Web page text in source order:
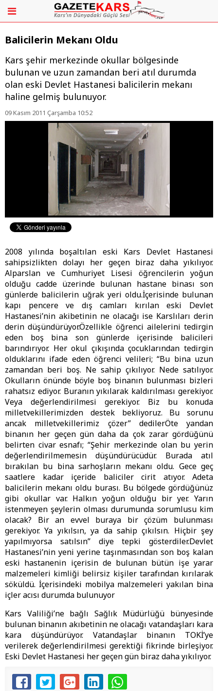
Balicilerin Mekanı Oldu
Kars şehir merkezinde okullar bölgesinde
bulunan ve uzun zamandan beri atıl durumda
olan eski Devlet Hastanesi balicilerin mekanı
haline gelmiş bulunuyor.
09 Kasım 2011 Çarşamba 10:52
2008 yılında boşaltılan eski Kars Devlet Hastanesi
sahipsizlikten dolayı her geçen biraz daha yıkılıyor.
Alparslan ve Cumhuriyet Lisesi öğrencilerin yoğun
olduğu cadde üzerinde bulunan hastane binası son
günlerde balicilerin uğrak yeri oldu.İçerisinde bulunan
kapı pencere ve dış camları kırılan eski Devlet
Hastanesi’nin akibetinin ne olacağı ise Karslıları derin
derin düşündürüyor.Özellikle öğrenci ailelerini tedirgin
eden boş bina son günlerde içerisinde balicileri
barındırıyor. Her okul çıkışında çocuklarından tedirgin
olduklarını ifade eden öğrenci velileri; “Bu bina uzun
zamandan beri boş. Ne sahip çıkılıyor. Nede satılıyor.
Okulların önünde böyle boş binanın bulunması bizleri
rahatsız ediyor. Buranın yıkılarak kaldırılması gerekiyor.
Veya değerlendirilmesi gerekiyor. Biz bu konuda
milletvekillerimizden destek bekliyoruz. Bu sorunu
ancak milletvekillerimiz çözer” dedilerÖte yandan
binanın her geçen gün daha da çok zarar gördüğünü
belirten civar esnafı; “Şehir merkezinde olan bu yerin
değerlendirilmemesin düşündürücüdür. Burada atıl
bırakılan bu bina sarhoşların mekanı oldu. Gece geç
saatlere kadar içeride baliciler cirit atıyor. Adeta
balicilerin mekanı oldu burası. Bu bölgede gördüğünüz
gibi okullar var. Halkın yoğun olduğu bir yer. Yarın
istenmeyen şeylerin olması durumunda sorumlusu kim
olacak? Bir an evvel buraya bir çözüm bulunması
gerekiyor. Ya yıkılsın, ya da sahip çıkılsın. Hiçbir şey
yapılmıyorsa satılsın” diye tepki gösterdiler.Devlet
Hastanesi’nin yeni yerine taşınmasından son boş kalan
eski hastanenin içerisin de bulunan bütün işe yarar
malzemeleri kimliği belirsiz kişiler tarafından kırılarak
söküldü. İçerisindeki mobilya malzemeleri yakılan bina
içler acısı durumda bulunuyor
Kars Valiliği’ne bağlı Sağlık Müdürlüğü bünyesinde
bulunan binanın akıbetinin ne olacağı vatandaşları kara
kara düşündürüyor. Vatandaşlar binanın TOKİ’ye
verilerek değerlendirilmesi gerektiği fikrinde birleşiyor.
Eski Devlet Hastanesi her geçen gün biraz daha yıkılıyor.